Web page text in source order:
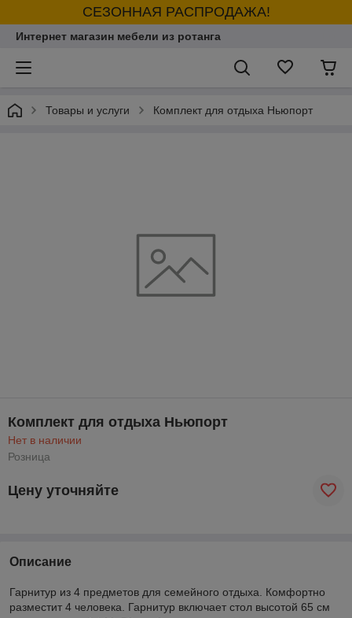
СЕЗОННАЯ РАСПРОДАЖА!
Интернет магазин мебели из ротанга
Товары и услуги Комплект для отдыха Ньюпорт
Комплект для отдыха Ньюпорт
Нет в наличии
Розница
Цену уточняйте
Описание
Гарнитур из 4 предметов для семейного отдыха. Комфортно
разместит 4 человека. Гарнитур включает стол высотой 65 см